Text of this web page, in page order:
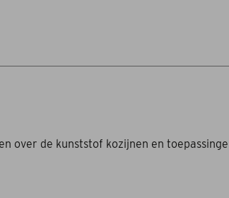
over de kunststof kozijnen en